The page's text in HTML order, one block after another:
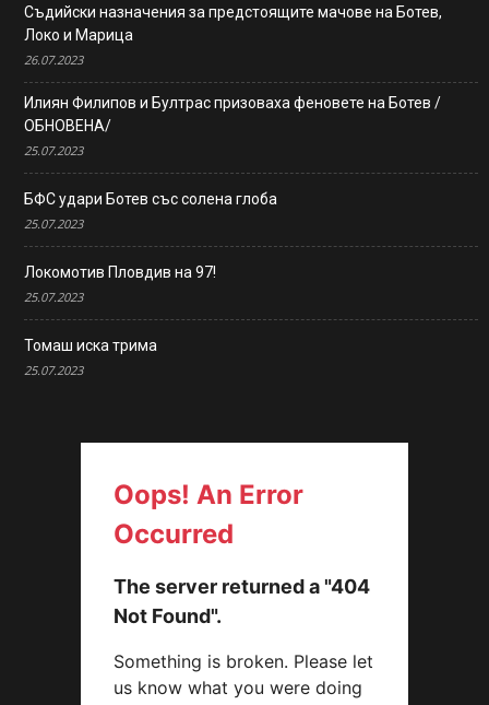
Съдийски назначения за предстоящите мачове на Ботев,
Локо и Марица
26.07.2023
Илиян Филипов и Бултрас призоваха феновете на Ботев /
ОБНОВЕНА/
25.07.2023
БФС удари Ботев със солена глоба
25.07.2023
Локомотив Пловдив на 97!
25.07.2023
Томаш иска трима
25.07.2023